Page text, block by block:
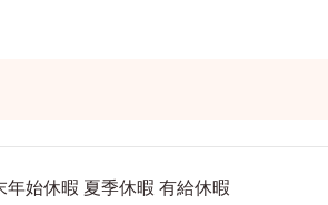
始休暇 夏季休暇 有給休暇